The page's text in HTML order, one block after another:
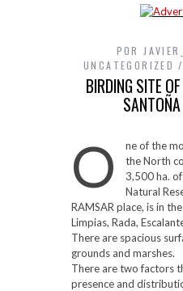
POR
UNCATEGORIZED
BIRDING SITE
O
ne of the
the North
3,500 ha.
Natural
RAMSAR place, is in
Limpias, Rada,
There are spacious
grounds and marshes.
There are two factors
presence and